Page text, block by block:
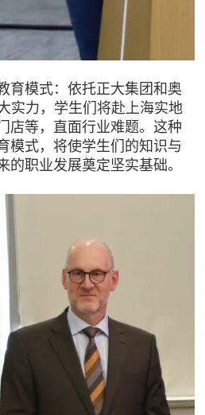
模式：依托正大集团和奥
实力，学生们将赴上海实地
店等，直面行业难题。这种
模式，将使学生们的知识与
的职业发展奠定坚实基础。